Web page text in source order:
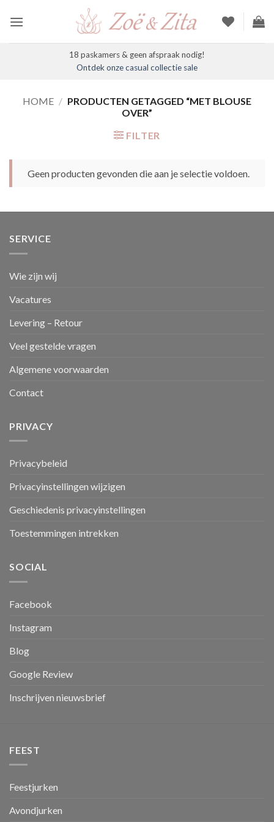
naar
18 paskamers & geen afspraak nodig!
Ontdek onze casual collectie sale
HOME / PRODUCTEN GETAGGED “MET BLOUSE
OVER”
FILTER
Geen producten gevonden die aan je selectie voldoen.
SERVICE
Wie zijn wij
Vacatures
Levering – Retour
Veel gestelde vragen
Algemene voorwaarden
Contact
PRIVACY
Privacybeleid
Privacyinstellingen wijzigen
Geschiedenis privacyinstellingen
Toestemmingen intrekken
SOCIAL
Facebook
Instagram
Blog
Google Review
Inschrijven nieuwsbrief
FEEST
Feestjurken
Avondjurken